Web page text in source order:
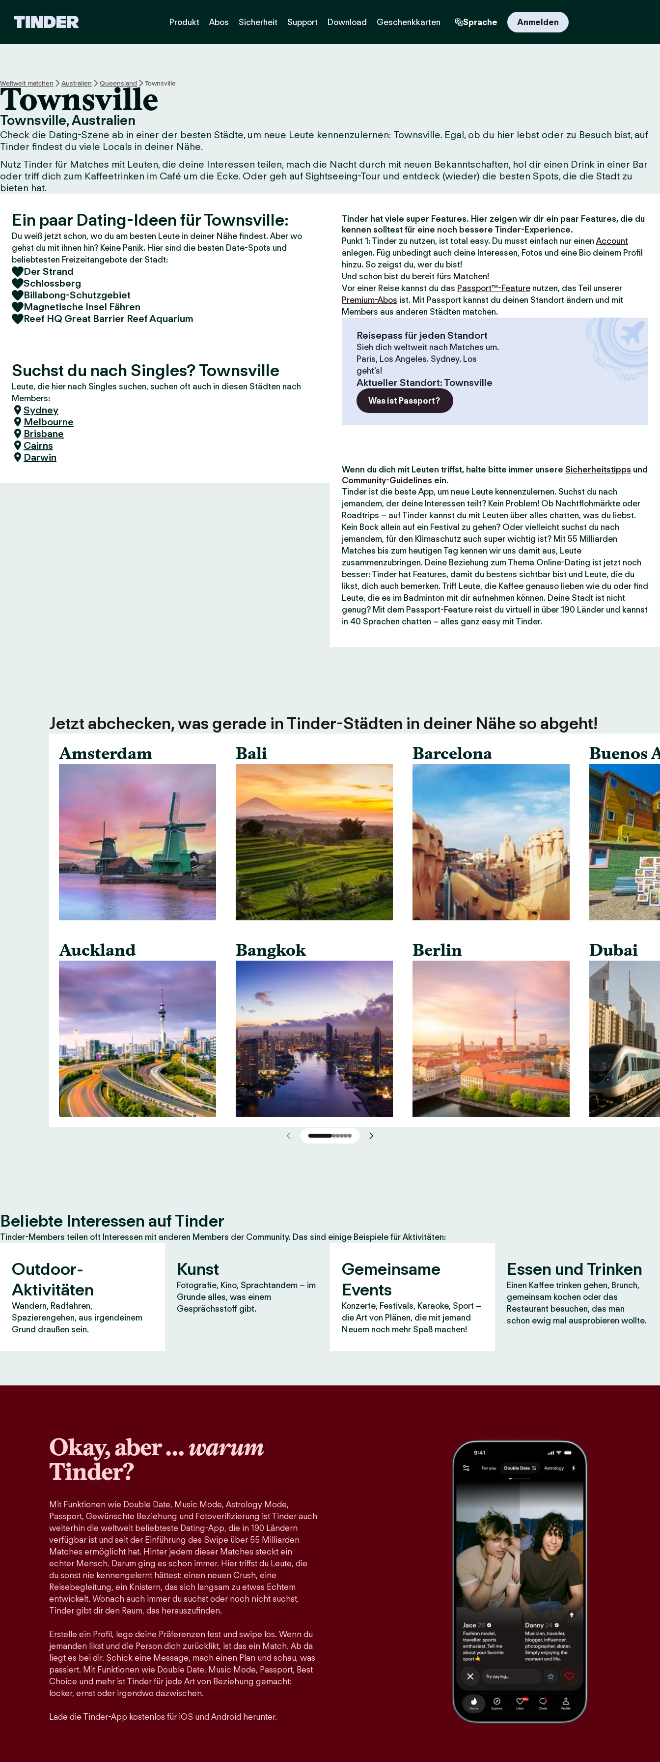
-
S
t
r
t
s
i
t
Produkt Abos Sicherheit Support Download Geschenkkarten Sprache Anmelden
Weltweit matchen Australien Queensland Townsville
Townsville
Townsville, Australien
Check die Dating-Szene ab in einer der besten Städte, um neue Leute kennenzulernen: Townsville. Egal, ob du hier lebst oder zu Besuch bist, auf
Tinder findest du viele Locals in deiner Nähe.
Nutz Tinder für Matches mit Leuten, die deine Interessen teilen, mach die Nacht durch mit neuen Bekanntschaften, hol dir einen Drink in einer Bar
oder triff dich zum Kaffeetrinken im Café um die Ecke. Oder geh auf Sightseeing-Tour und entdeck (wieder) die besten Spots, die die Stadt zu
bieten hat.
Ein paar Dating-Ideen für Townsville:
Du weiß jetzt schon, wo du am besten Leute in deiner Nähe findest. Aber wo
gehst du mit ihnen hin? Keine Panik. Hier sind die besten Date-Spots und
beliebtesten Freizeitangebote der Stadt:
Der Strand
Schlossberg
Billabong-Schutzgebiet
Magnetische Insel Fähren
Reef HQ Great Barrier Reef Aquarium
Suchst du nach Singles? Townsville
Leute, die hier nach Singles suchen, suchen oft auch in diesen Städten nach
Members:
Sydney
Melbourne
Brisbane
Cairns
Darwin
Tinder hat viele super Features. Hier zeigen wir dir ein paar Features, die du
kennen solltest für eine noch bessere Tinder-Experience.
Punkt 1: Tinder zu nutzen, ist total easy. Du musst einfach nur einenAccount
anlegen. Füg unbedingt auch deine Interessen, Fotos und eine Bio deinem Profil
hinzu. So zeigst du, wer du bist!
Und schon bist du bereit fürs Matchen!
Vor einer Reise kannst du das Passport™-Feature nutzen, das Teil unserer
Premium-Abos ist. Mit Passport kannst du deinen Standort ändern und mit
Members aus anderen Städten matchen.
Reisepass für jeden Standort
Sieh dich weltweit nach Matches um.
Paris, Los Angeles. Sydney. Los
geht's!
Aktueller Standort: Townsville
Was ist Passport?
Wenn du dich mit Leuten triffst, halte bitte immer unsere Sicherheitstipps und
Community-Guidelines ein.
Tinder ist die beste App, um neue Leute kennenzulernen. Suchst du nach
jemandem, der deine Interessen teilt? Kein Problem! Ob Nachtflohmärkte oder
Roadtrips – auf Tinder kannst du mit Leuten über alles chatten, was du liebst.
Kein Bock allein auf ein Festival zu gehen? Oder vielleicht suchst du nach
jemandem, für den Klimaschutz auch super wichtig ist? Mit 55 Milliarden
Matches bis zum heutigen Tag kennen wir uns damit aus, Leute
zusammenzubringen. Deine Beziehung zum Thema Online-Dating ist jetzt noch
besser: Tinder hat Features, damit du bestens sichtbar bist und Leute, die du
likst, dich auch bemerken. Triff Leute, die Kaffee genauso lieben wie du oder find
Leute, die es im Badminton mit dir aufnehmen können. Deine Stadt ist nicht
genug? Mit dem Passport-Feature reist du virtuell in über 190 Länder und kannst
in 40 Sprachen chatten – alles ganz easy mit Tinder.
Jetzt abchecken, was gerade in Tinder-Städten in deiner Nähe so abgeht!
Amsterdam
Auckland
Bali
Bangkok
Barcelona
Berlin
Buenos
Dubai
Beliebte Interessen auf Tinder
Tinder-Members teilen oft Interessen mit anderen Members der Community. Das sind einige Beispiele für Aktivitäten:
Outdoor-
Aktivitäten
Wandern, Radfahren,
Spazierengehen, aus irgendeinem
Grund draußen sein.
Kunst
Fotografie, Kino, Sprachtandem – im
Grunde alles, was einem
Gesprächsstoff gibt.
Gemeinsame
Events
Konzerte, Festivals, Karaoke, Sport –
die Art von Plänen, die mit jemand
Neuem noch mehr Spaß machen!
Essen und Trinken
Einen Kaffee trinken gehen, Brunch,
gemeinsam kochen oder das
Restaurant besuchen, das man
schon ewig mal ausprobieren wollte.
Okay, aber …warum
Tinder?
Mit Funktionen wie Double Date, Music Mode, Astrology Mode,
Passport, Gewünschte Beziehung und Fotoverifizierung ist Tinder auch
weiterhin die weltweit beliebteste Dating-App, die in 190 Ländern
verfügbar ist und seit der Einführung des Swipe über 55 Milliarden
Matches ermöglicht hat. Hinter jedem dieser Matches steckt ein
echter Mensch. Darum ging es schon immer. Hier triffst du Leute, die
du sonst nie kennengelernt hättest: einen neuen Crush, eine
Reisebegleitung, ein Knistern, das sich langsam zu etwas Echtem
entwickelt. Wonach auch immer du suchst oder noch nicht suchst,
Tinder gibt dir den Raum, das herauszufinden.
Erstelle ein Profil, lege deine Präferenzen fest und swipe los. Wenn du
jemanden likst und die Person dich zurücklikt, ist das ein Match. Ab da
liegt es bei dir. Schick eine Message, mach einen Plan und schau, was
passiert. Mit Funktionen wie Double Date, Music Mode, Passport, Best
Choice und mehr ist Tinder für jede Art von Beziehung gemacht:
locker, ernst oder irgendwo dazwischen.
Lade die Tinder-App kostenlos für iOS und Android herunter.